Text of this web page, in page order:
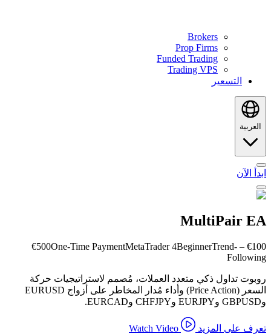
Brokers
Prop Firms
Funded Trading
Trading VPS
التسعير
العربية
ابدأ الآن
MultiPair EA
€100 – €500
One-Time PaymentMetaTrader 4BeginnerTrend-
Following
روبوت تداول ذكي متعدد العملات، مُصمم لاستراتيجيات حركة
السعر (Price Action) وأداء مُدار المخاطر على أزواج EURUSD
وGBPUSD وEURJPY وCHFJPY وEURCAD.
تعرف على المزيد
Watch Video